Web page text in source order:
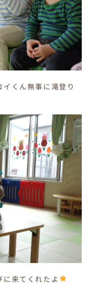
くん無事に滝登り
来てくれたよ